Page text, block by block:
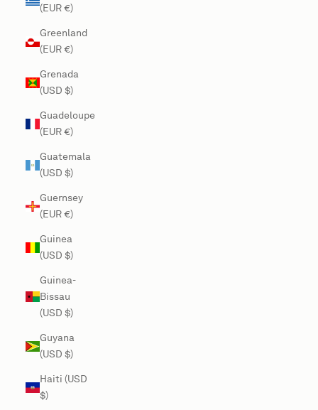
(EUR €)
Greenland
(EUR €)
Grenada
(USD $)
Guadeloupe
(EUR €)
Guatemala
(USD $)
Guernsey
(EUR €)
Guinea
(USD $)
Guinea-
Bissau
(USD $)
Guyana
(USD $)
Haiti (USD
$)